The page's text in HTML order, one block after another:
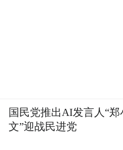
国民党推出AI发言人“郑
文”迎战民进党